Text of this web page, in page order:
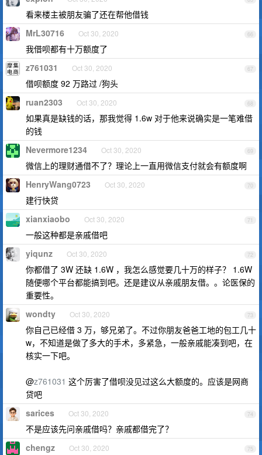
看来楼主被朋友骗了还在帮他借钱
66
MrL30716 Oct 30, 2020
我借呗都有十万额度了
67
z761031 Oct 30, 2020
借呗额度 92 万路过 /狗头
68
ruan2303 Oct 30, 2020
如果真是缺钱的话，那我觉得 1.6w 对于他来说确实是一笔难借
的钱
69
Nevermore1234 Oct 30, 2020
微信上的理财通借不了？理论上一直用微信支付就会有额度啊
70
HenryWang0723 Oct 30, 2020
建行快贷
71
xianxiaobo Oct 30, 2020
一般这种都是亲戚借吧
72
yiqunz Oct 30, 2020
你都借了 3W 还缺 1.6W ，我怎么感觉要几十万的样子？ 1.6W
随便哪个平台都能搞到吧。还是建议从亲戚朋友借。。论医保的
重要性。
73
wondty Oct 30, 2020
你自己已经借 3 万，够兄弟了。不过你朋友爸爸工地的包工几十
w，不知道是做了多大的手术，多紧急，一般亲戚能凑到吧，在
核实一下吧。
@z761031 这个厉害了借呗没见过这么大额度的。应该是网商
贷吧
74
sarices Oct 30, 2020
不是应该先问亲戚借吗？亲戚都借完了？
75
chengz Oct 30, 2020